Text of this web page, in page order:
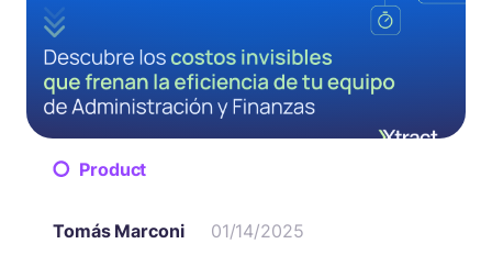
Product
Tomás Marconi 01/14/2025